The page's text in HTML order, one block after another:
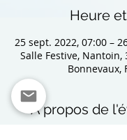
Heure
25 sept. 2022, 07:00 –
Salle Festive, Nantoin,
Bonnevaux,
À propos de